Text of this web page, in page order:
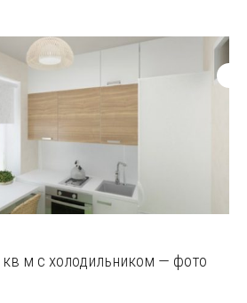
кв м с холодильником — фото